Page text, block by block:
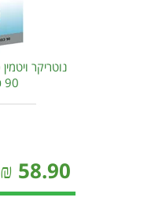
90 כמוסות Nutri C...
58.90
₪